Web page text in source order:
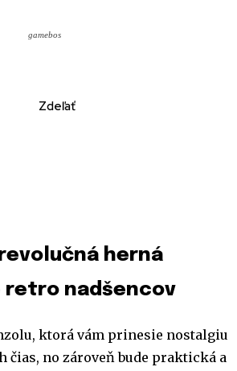
gamebos
Zdeľať
herná
retro nadšencov
ktorá vám prinesie nostalgiu
čias, no zároveň bude praktická a